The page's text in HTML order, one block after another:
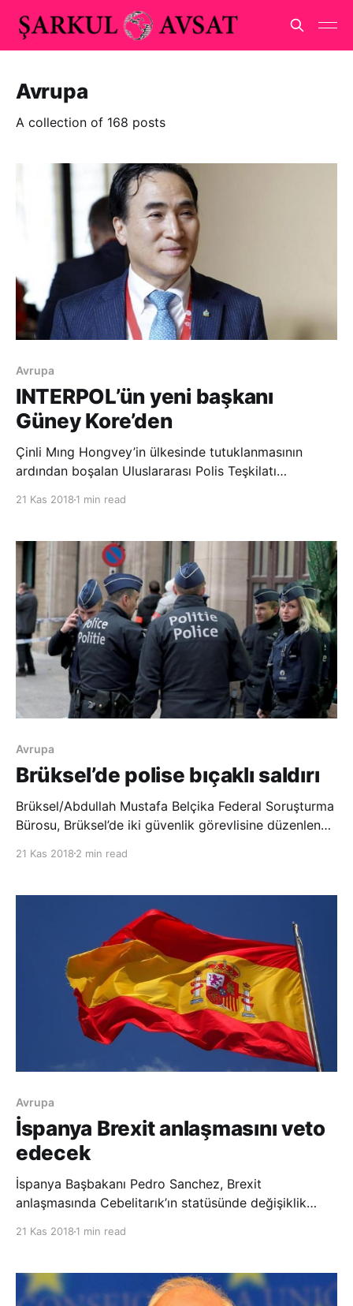
Avrupa
A collection of 168 posts
Avrupa
INTERPOL’ün yeni başkanı
Güney Kore’den
Çinli Mıng Hongvey’in ülkesinde tutuklanmasının
ardından boşalan Uluslararası Polis Teşkilatı
kazanan Kim, teşkilatın yeni
21 Kas 2018 1 min read
Avrupa
Brüksel’de polise bıçaklı saldırı
Brüksel/Abdullah Mustafa Belçika Federal Soruşturma
Bürosu, Brüksel’de iki güvenlik görevlisine düzenlenen
Yetkililerden alınan bilgiye göre dün sabahın erken
gerçekleştirdiği soygundan dolayı sabıkası bulun
21 Kas 2018 2 min read
Avrupa
İspanya Brexit anlaşmasını veto
edecek
İspanya Başbakanı Pedro Sanchez, Brexit
anlaşmasında Cebelitarık’ın statüsünde değişiklik
açılışında yaptığı konuşmada
21 Kas 2018 1 min read